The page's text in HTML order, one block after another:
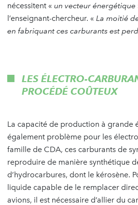
nécessitent « un vecteur énergétique
l’enseignant-chercheur. « La moitié
en fabriquant ces carburants est
LES ÉLECTRO-
PROCÉDÉ COÛTEUX
La capacité de production à grande
également problème pour les
famille de CDA, ces carburants de
reproduire de manière synthétique
d’hydrocarbures, dont le kérosène.
liquide capable de le remplacer
avions, il est nécessaire d’allier du